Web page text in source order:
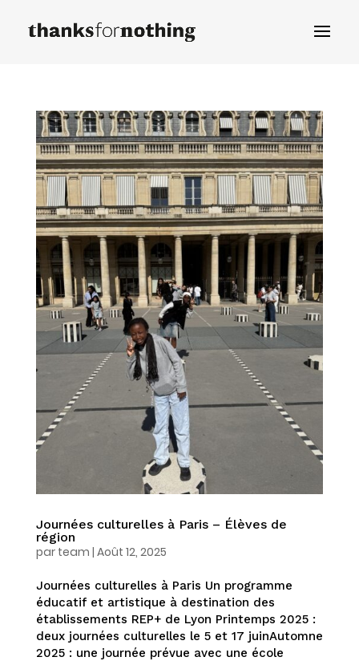
Journées culturelles à Paris – Élèves de
région
par team | Août 12, 2025
Journées culturelles à Paris Un programme
éducatif et artistique à destination des
établissements REP+ de Lyon Printemps 2025 :
deux journées culturelles le 5 et 17 juinAutomne
2025 : une journée prévue avec une école